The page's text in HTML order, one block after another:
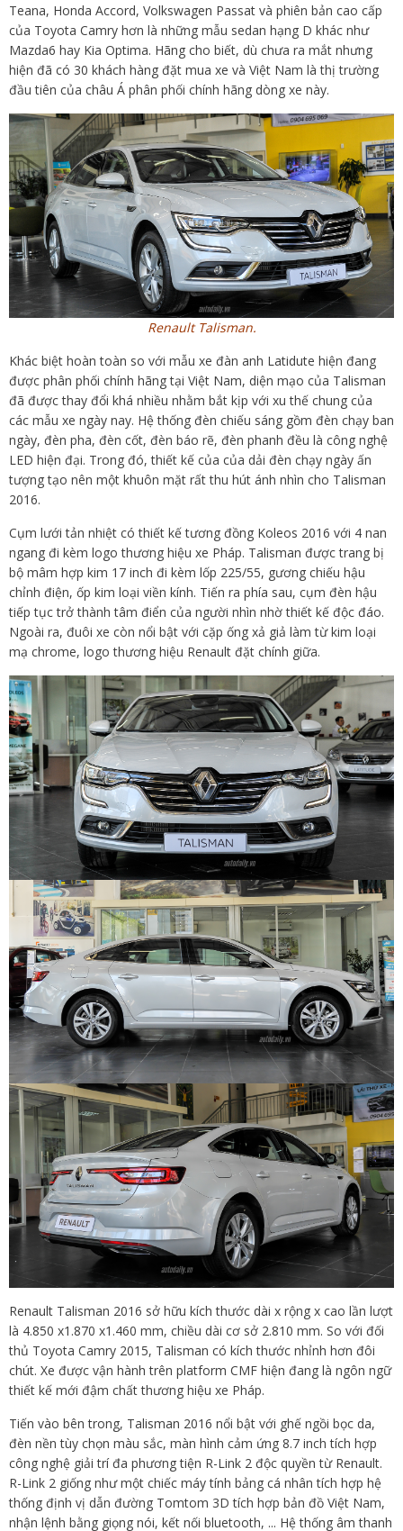
Teana, Honda Accord, Volkswagen Passat và phiên bản cao cấp
của Toyota Camry hơn là những mẫu sedan hạng D khác như
Mazda6 hay Kia Optima. Hãng cho biết, dù chưa ra mắt nhưng
hiện đã có 30 khách hàng đặt mua xe và Việt Nam là thị trường
đầu tiên của châu Á phân phối chính hãng dòng xe này.
Renault Talisman.
Khác biệt hoàn toàn so với mẫu xe đàn anh Latidute hiện đang
được phân phối chính hãng tại Việt Nam, diện mạo của Talisman
đã được thay đổi khá nhiều nhằm bắt kịp với xu thế chung của
các mẫu xe ngày nay. Hệ thống đèn chiếu sáng gồm đèn chạy ban
ngày, đèn pha, đèn cốt, đèn báo rẽ, đèn phanh đều là công nghệ
LED hiện đại. Trong đó, thiết kế của của dải đèn chạy ngày ấn
tượng tạo nên một khuôn mặt rất thu hút ánh nhìn cho Talisman
2016.
Cụm lưới tản nhiệt có thiết kế tương đồng Koleos 2016 với 4 nan
ngang đi kèm logo thương hiệu xe Pháp. Talisman được trang bị
bộ mâm hợp kim 17 inch đi kèm lốp 225/55, gương chiếu hậu
chỉnh điện, ốp kim loại viền kính. Tiến ra phía sau, cụm đèn hậu
tiếp tục trở thành tâm điển của người nhìn nhờ thiết kế độc đáo.
Ngoài ra, đuôi xe còn nổi bật với cặp ống xả giả làm từ kim loại
mạ chrome, logo thương hiệu Renault đặt chính giữa.
Renault Talisman 2016 sở hữu kích thước dài x rộng x cao lần lượt
là 4.850 x1.870 x1.460 mm, chiều dài cơ sở 2.810 mm. So với đối
thủ Toyota Camry 2015, Talisman có kích thước nhỉnh hơn đôi
chút. Xe được vận hành trên platform CMF hiện đang là ngôn ngữ
thiết kế mới đậm chất thương hiệu xe Pháp.
Tiến vào bên trong, Talisman 2016 nổi bật với ghế ngồi bọc da,
đèn nền tùy chọn màu sắc, màn hình cảm ứng 8.7 inch tích hợp
công nghệ giải trí đa phương tiện R-Link 2 độc quyền từ Renault.
R-Link 2 giống như một chiếc máy tính bảng cá nhân tích hợp hệ
thống định vị dẫn đường Tomtom 3D tích hợp bản đồ Việt Nam,
nhận lệnh bằng giọng nói, kết nối bluetooth, ... Hệ thống âm thanh